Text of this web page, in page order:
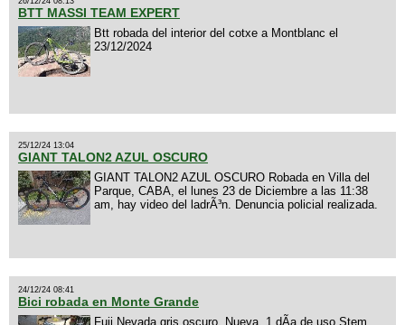
BTT MASSI TEAM EXPERT
Btt robada del interior del cotxe a Montblanc el
23/12/2024
25/12/24 13:04
GIANT TALON2 AZUL OSCURO
GIANT TALON2 AZUL OSCURO Robada en Villa del
Parque, CABA, el lunes 23 de Diciembre a las 11:38
am, hay video del ladrÃ³n. Denuncia policial realizada.
24/12/24 08:41
Bici robada en Monte Grande
Fuji Nevada gris oscuro. Nueva. 1 dÃ­a de uso Stem